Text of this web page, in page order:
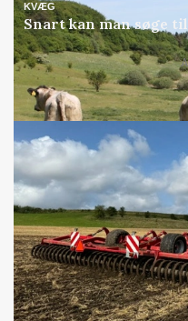
KVÆG
Snart kan man søge